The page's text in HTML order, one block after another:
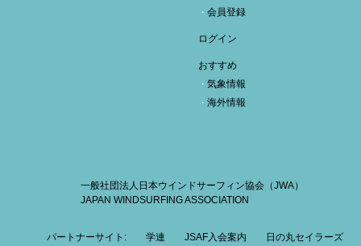
会員登録
ログイン
おすすめ
気象情報
海外情報
一般社団法人日本ウインドサーフィン協会（JWA）
JAPAN WINDSURFING ASSOCIATION
パートナーサイト: 学連 JSAF入会案内 日の丸セイラーズ